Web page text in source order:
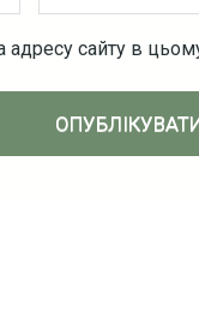
адресу сайту в